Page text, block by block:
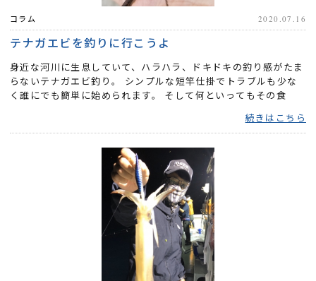
コラム 2020.07.16
テナガエビを釣りに行こうよ
身近な河川に生息していて、ハラハラ、ドキドキの釣り感がたま
らないテナガエビ釣り。 シンプルな短竿仕掛でトラブルも少な
く誰にでも簡単に始められます。 そして何といってもその食
続きはこちら